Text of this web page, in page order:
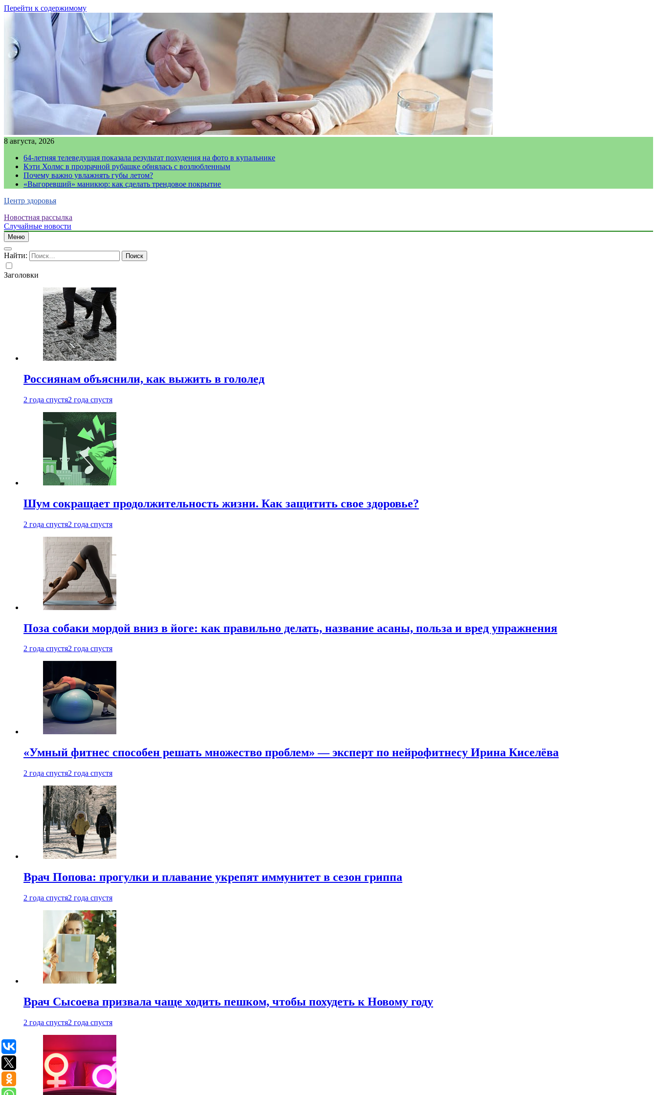
Перейти к содержимому
8 августа, 2026
64-летняя телеведущая показала результат похудения на фото в купальнике
Кэти Холмс в прозрачной рубашке обнялась с возлюбленным
Почему важно увлажнять губы летом?
«Выгоревший» маникюр: как сделать трендовое покрытие
Центр здоровья
Новостная рассылка
Случайные новости
Меню
Найти:
Заголовки
Россиянам объяснили, как выжить в гололед
2 года спустя2 года спустя
Шум сокращает продолжительность жизни. Как защитить свое здоровье?
2 года спустя2 года спустя
Поза собаки мордой вниз в йоге: как правильно делать, название асаны, польза и вред упражнения
2 года спустя2 года спустя
«Умный фитнес способен решать множество проблем» — эксперт по нейрофитнесу Ирина Киселёва
2 года спустя2 года спустя
Врач Попова: прогулки и плавание укрепят иммунитет в сезон гриппа
2 года спустя2 года спустя
Врач Сысоева призвала чаще ходить пешком, чтобы похудеть к Новому году
2 года спустя2 года спустя